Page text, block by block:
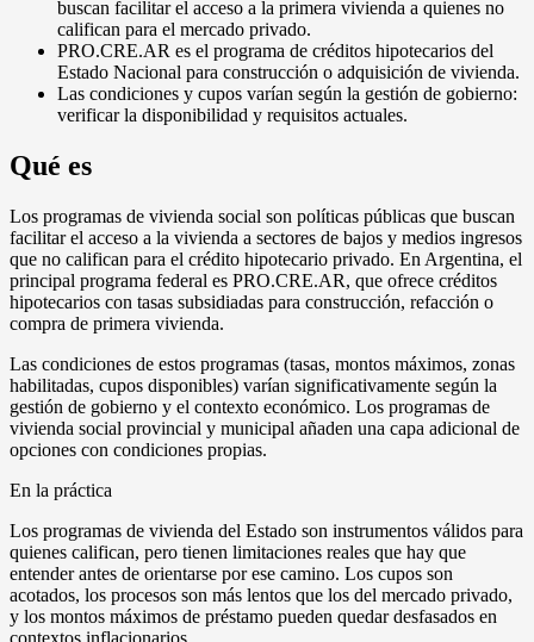
buscan facilitar el acceso a la primera vivienda a quienes no
califican para el mercado privado.
PRO.CRE.AR es el programa de créditos hipotecarios del
Estado Nacional para construcción o adquisición de vivienda.
Las condiciones y cupos varían según la gestión de gobierno:
verificar la disponibilidad y requisitos actuales.
Qué es
Los programas de vivienda social son políticas públicas que buscan
facilitar el acceso a la vivienda a sectores de bajos y medios ingresos
que no califican para el crédito hipotecario privado. En Argentina, el
principal programa federal es PRO.CRE.AR, que ofrece créditos
hipotecarios con tasas subsidiadas para construcción, refacción o
compra de primera vivienda.
Las condiciones de estos programas (tasas, montos máximos, zonas
habilitadas, cupos disponibles) varían significativamente según la
gestión de gobierno y el contexto económico. Los programas de
vivienda social provincial y municipal añaden una capa adicional de
opciones con condiciones propias.
En la práctica
Los programas de vivienda del Estado son instrumentos válidos para
quienes califican, pero tienen limitaciones reales que hay que
entender antes de orientarse por ese camino. Los cupos son
acotados, los procesos son más lentos que los del mercado privado,
y los montos máximos de préstamo pueden quedar desfasados en
contextos inflacionarios.